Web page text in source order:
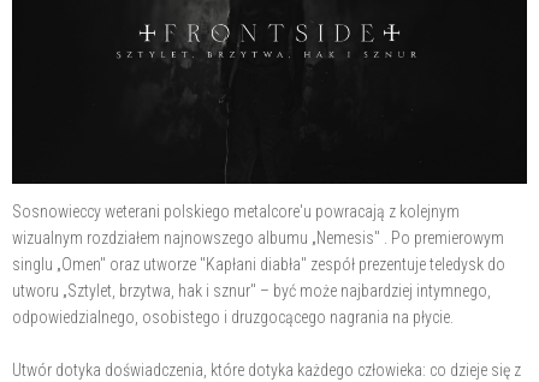
Sosnowieccy weterani polskiego metalcore'u powracają z kolejnym
wizualnym rozdziałem najnowszego albumu „Nemesis" . Po premierowym
singlu „Omen" oraz utworze "Kapłani diabła" zespół prezentuje teledysk do
utworu „Sztylet, brzytwa, hak i sznur" – być może najbardziej intymnego,
odpowiedzialnego, osobistego i druzgocącego nagrania na płycie.
Utwór dotyka doświadczenia, które dotyka każdego człowieka: co dzieje się z